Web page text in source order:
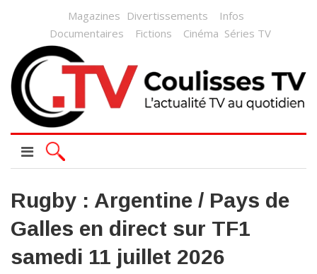
Magazines Divertissements
Infos
Documentaires
Fictions Cinéma Séries TV
Rugby : Argentine / Pays de
Galles en direct sur TF1
samedi 11 juillet 2026